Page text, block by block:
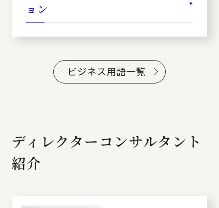
ョン
ビジネス用語一覧
ディレクターコンサルタント
紹介